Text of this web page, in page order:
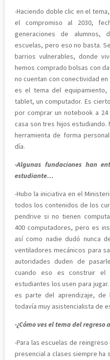
-Haciendo doble clic en el
el compromiso al 2030,
generaciones de alumnos,
escuelas, pero eso no basta.
barrios vulnerables, donde
hemos comprado bolsas con
no cuentan con conectividad
es el tema del
tablet, un computador. Es
por comprar un notebook a
casa son tres hijos estudiando.
herramienta de forma
día.
-Algunas fundaciones han
estudiante…
-Hubo la iniciativa en el
todos los contenidos de los
pendrive si no tienen
400 computadores, pero es
así como nadie dudó nunca
ventiladores mecánicos para
autoridades duden de
cuando eso es construir
estudiantes los usen para
es parte del aprendizaje, de
todavía muy asistencialista de
-¿Cómo ves el tema del regreso
-Para las escuelas de
presencial a clases siempre ha